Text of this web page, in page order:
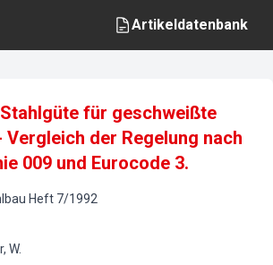
Artikeldatenbank
für geschweißte
Vergleich der Regelung nach
009 und Eurocode 3.
Heft 7/1992
W.